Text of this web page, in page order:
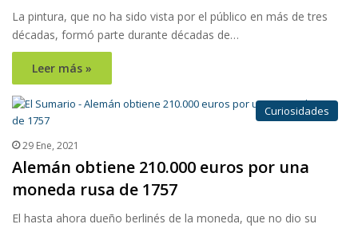
La pintura, que no ha sido vista por el público en más de tres
décadas, formó parte durante décadas de…
Leer más »
Curiosidades
29 Ene, 2021
Alemán obtiene 210.000 euros por una
moneda rusa de 1757
El hasta ahora dueño berlinés de la moneda, que no dio su